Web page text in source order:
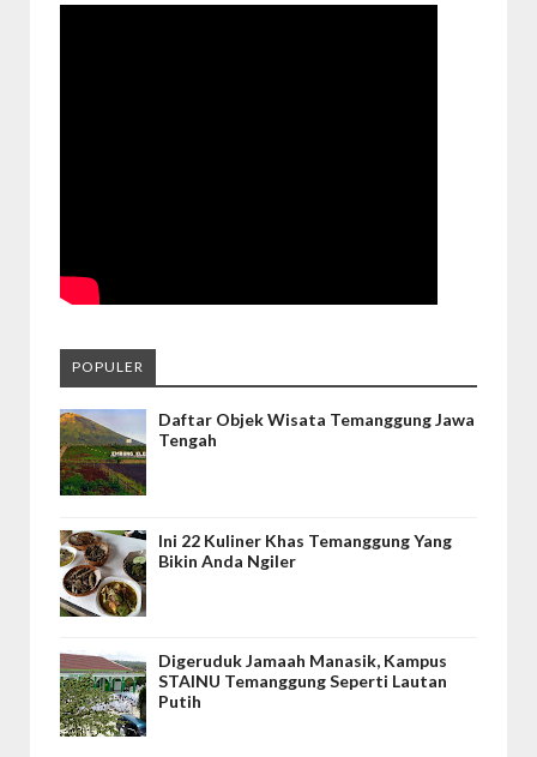
POPULER
Daftar Objek Wisata Temanggung Jawa
Tengah
Ini 22 Kuliner Khas Temanggung Yang
Bikin Anda Ngiler
Digeruduk Jamaah Manasik, Kampus
STAINU Temanggung Seperti Lautan
Putih